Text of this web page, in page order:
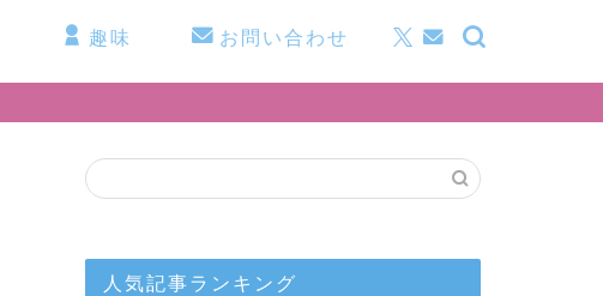
趣味 お問い合わせ
人気記事ランキング